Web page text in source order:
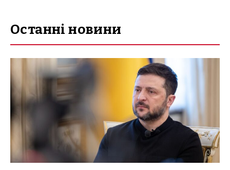
Останні новини